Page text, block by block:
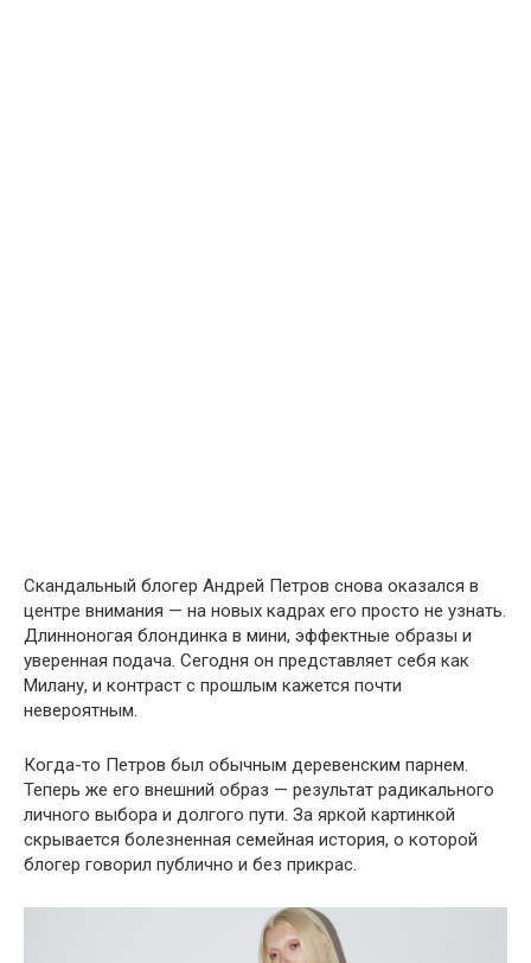
Скандальный блогер Андрей Петров снова оказался в
центре внимания — на новых кадрах его просто не узнать.
Длинноногая блондинка в мини, эффектные образы и
уверенная подача. Сегодня он представляет себя как
Милану, и контраст с прошлым кажется почти
невероятным.
Когда-то Петров был обычным деревенским парнем.
Теперь же его внешний образ — результат радикального
личного выбора и долгого пути. За яркой картинкой
скрывается болезненная семейная история, о которой
блогер говорил публично и без прикрас.